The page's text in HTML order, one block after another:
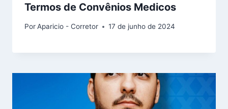
Termos de Convênios Medicos
PorAparicio - Corretor 17 de junho de 2024